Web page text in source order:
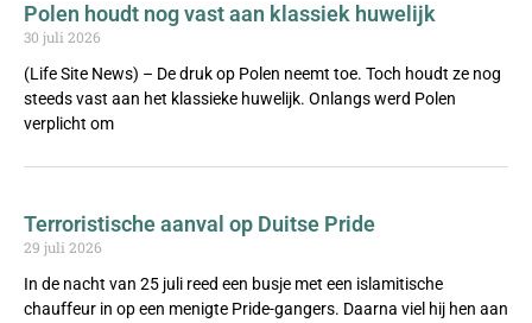
Polen houdt nog vast aan klassiek huwelijk
30 juli 2026
(Life Site News) – De druk op Polen neemt toe. Toch houdt ze nog
steeds vast aan het klassieke huwelijk. Onlangs werd Polen
verplicht om
Terroristische aanval op Duitse Pride
29 juli 2026
In de nacht van 25 juli reed een busje met een islamitische
chauffeur in op een menigte Pride-gangers. Daarna viel hij hen aan